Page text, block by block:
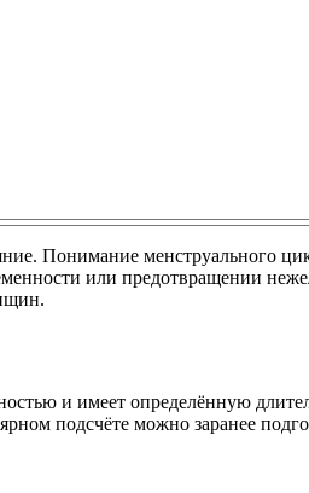
Понимание менструального
или предотвращении
и имеет определённую
подсчёте можно заранее